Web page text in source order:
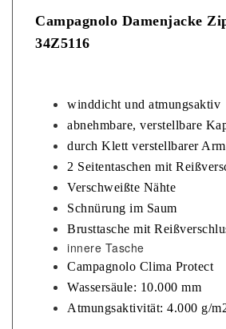
Campagnolo Damenjacke
34Z5116
winddicht und atmungsaktiv
abnehmbare, verstellbare
durch Klett verstellbarer
2 Seitentaschen mit
Verschweißte Nähte
Schnürung im Saum
Brusttasche mit
innere Tasche
Campagnolo Clima Protect
Wassersäule: 10.000 mm
Atmungsaktivität: 4.000 g/